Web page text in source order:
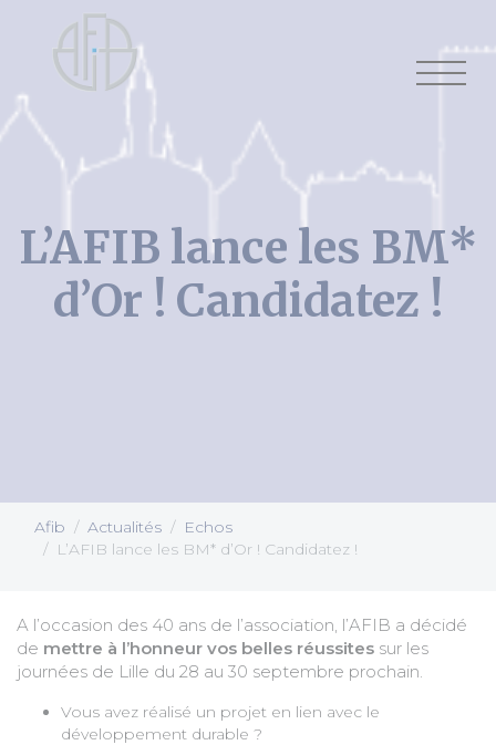
L’AFIB lance les BM*
d’Or ! Candidatez !
Afib Actualités
Echos
L’AFIB lance les BM* d’Or ! Candidatez !
A l’occasion des 40 ans de l’association, l’AFIB a décidé
de mettre à l’honneur vos belles réussites sur les
journées de Lille du 28 au 30 septembre prochain.
Vous avez réalisé un projet en lien avec le
développement durable ?
Cookies management panel